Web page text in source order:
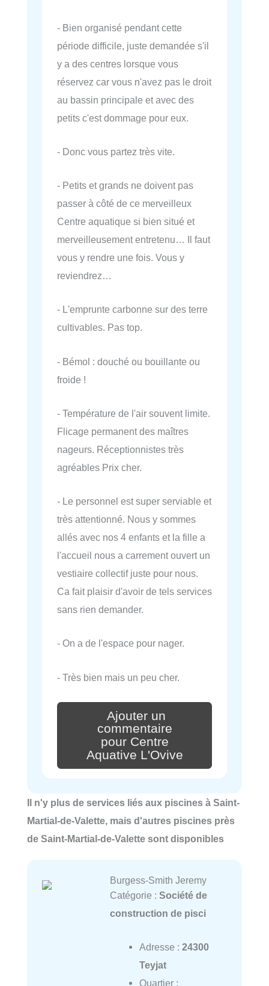
- Bien organisé pendant cette
période difficile, juste demandée s'il
y a des centres lorsque vous
réservez car vous n'avez pas le droit
au bassin principale et avec des
petits c'est dommage pour eux.
- Donc vous partez très vite.
- Petits et grands ne doivent pas
passer à côté de ce merveilleux
Centre aquatique si bien situé et
merveilleusement entretenu… Il faut
vous y rendre une fois. Vous y
reviendrez…
- L'emprunte carbonne sur des terre
cultivables. Pas top.
- Bémol : douché ou bouillante ou
froide !
- Température de l'air souvent limite.
Flicage permanent des maîtres
nageurs. Réceptionnistes très
agréables Prix cher.
- Le personnel est super serviable et
très attentionné. Nous y sommes
allés avec nos 4 enfants et la fille a
l'accueil nous a carrement ouvert un
vestiaire collectif juste pour nous.
Ca fait plaisir d'avoir de tels services
sans rien demander.
- On a de l'espace pour nager.
- Très bien mais un peu cher.
Ajouter un
commentaire
pour Centre
Aquative L'Ovive
Il n'y plus de services liés aux piscines à Saint-
Martial-de-Valette, mais d'autres piscines près
de Saint-Martial-de-Valette sont disponibles
Burgess-Smith Jeremy
Catégorie : Société de
construction de pisci
Adresse : 24300
Teyjat
Quartier :